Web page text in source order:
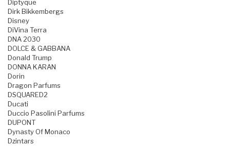
Diptyque
Dirk Bikkembergs
Disney
DiVina Terra
DNA 2030
DOLCE & GABBANA
Donald Trump
DONNA KARAN
Dorin
Dragon Parfums
DSQUARED2
Ducati
Duccio Pasolini Parfums
DUPONT
Dynasty Of Monaco
Dzintars